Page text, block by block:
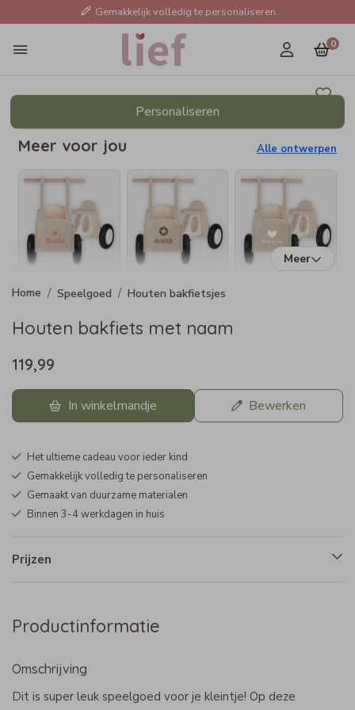
Gemakkelijk volledig te personaliseren
0
Personaliseren
Meer voor jou Alle ontwerpen
Meer
Speelgoed Houten bakfietsjes
Houten bakfiets met naam
119,99
In winkelmandje Bewerken
Het ultieme cadeau voor ieder kind
Gemakkelijk volledig te personaliseren
Gemaakt van duurzame materialen
Binnen 3-4 werkdagen in huis
Prijzen
Productinformatie
Omschrijving
Dit is super leuk speelgoed voor je kleintje! Op deze